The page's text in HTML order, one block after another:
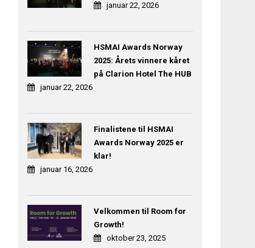
januar 22, 2026
HSMAI Awards Norway
2025: Årets vinnere kåret
på Clarion Hotel The HUB
januar 22, 2026
Finalistene til HSMAI
Awards Norway 2025 er
klar!
januar 16, 2026
Velkommen til Room for
Growth!
oktober 23, 2025